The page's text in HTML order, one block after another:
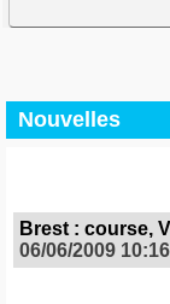
Nouvelles
Brest : course,
06/06/2009 10:16